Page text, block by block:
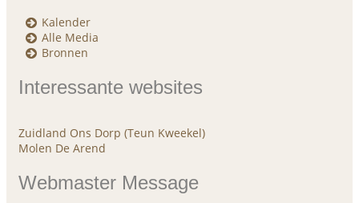
Kalender
Alle Media
Bronnen
Interessante websites
Zuidland Ons Dorp (Teun Kweekel)
Molen De Arend
Webmaster Message